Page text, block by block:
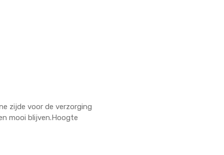
zijde voor de verzorging
mooi blijven.Hoogte